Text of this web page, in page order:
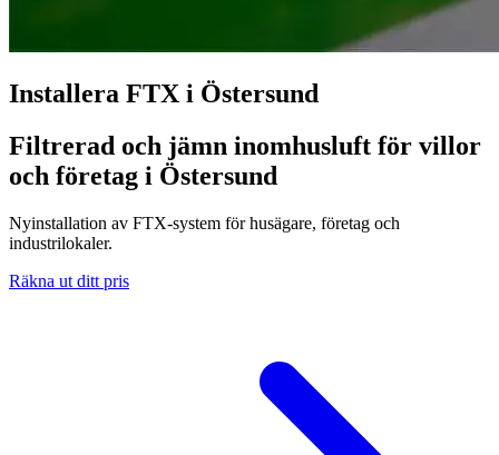
Installera FTX i Östersund
Filtrerad och jämn inomhusluft för villor
och företag i Östersund
Nyinstallation av FTX-system för husägare, företag och
industrilokaler.
Räkna ut ditt pris